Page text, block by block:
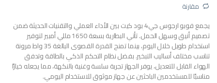
مقارنة
يجمع فوبو ارجوس جي4 بود كيت بين الأداء العملي والتقنيات الحديثة ضمن
تصميم أنيق وسهل الحمل. تأتي البطارية بسعة 1650 مللي أمبير لتوفير
استخدام طويل خلال اليوم، بينما تمنح القدرة القصوى البالغة 35 واط مرونة
تناسب مختلف أساليب التبخير. بفضل نظام التحكم الذكي بالطاقة وتدفق
الهواء القابل للتعديل، يوفر الجهاز تجربة سلسة وغنية بالنكهة، مما يجعله خيارًا
مناسبًا للمستخدمين الباحثين عن جهاز موثوق للاستخدام اليومي.